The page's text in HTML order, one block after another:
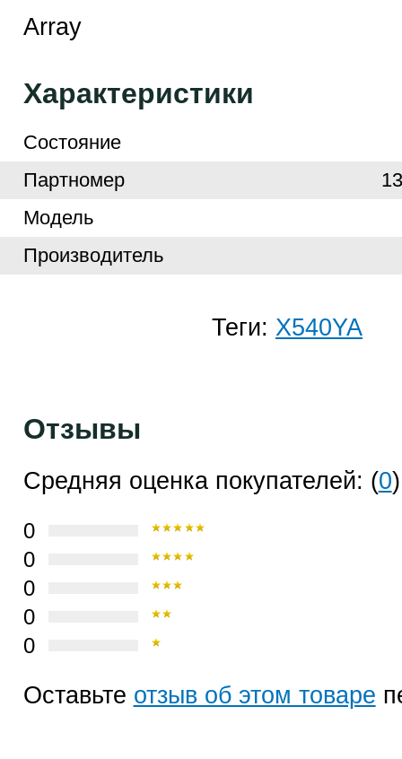
Array
Характеристики
Cостояние
Партномер
Модель
Производитель
Теги: X540YA
Отзывы
Средняя оценка покупателей: (0)
0
0
0
0
0
Оставьте отзыв об этом товаре